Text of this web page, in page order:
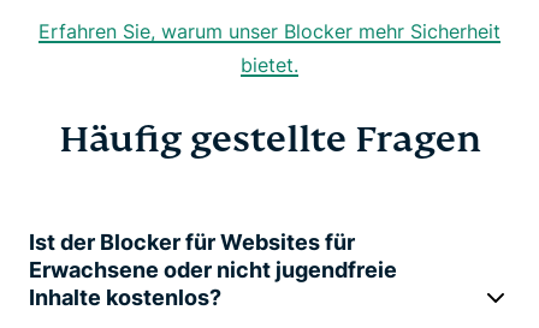
Erfahren Sie, warum unser Blocker mehr Sicherheit
bietet.
Häufig gestellte Fragen
Ist der Blocker für Websites für
Erwachsene oder nicht jugendfreie
Inhalte kostenlos?